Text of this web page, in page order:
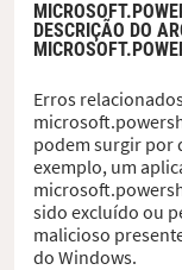
DESCRIÇÃO DO
Erros
podem surgir por
exemplo, um
sido excluído ou
malicioso
do Windows.